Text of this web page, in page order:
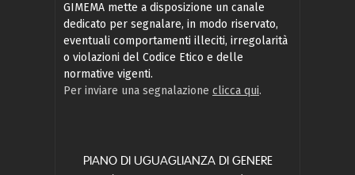
GIMEMA mette a disposizione un canale
dedicato per segnalare, in modo riservato,
eventuali comportamenti illeciti, irregolarità
o violazioni del Codice Etico e delle
normative vigenti.
Per inviare una segnalazione clicca qui.
PIANO DI UGUAGLIANZA DI GENERE